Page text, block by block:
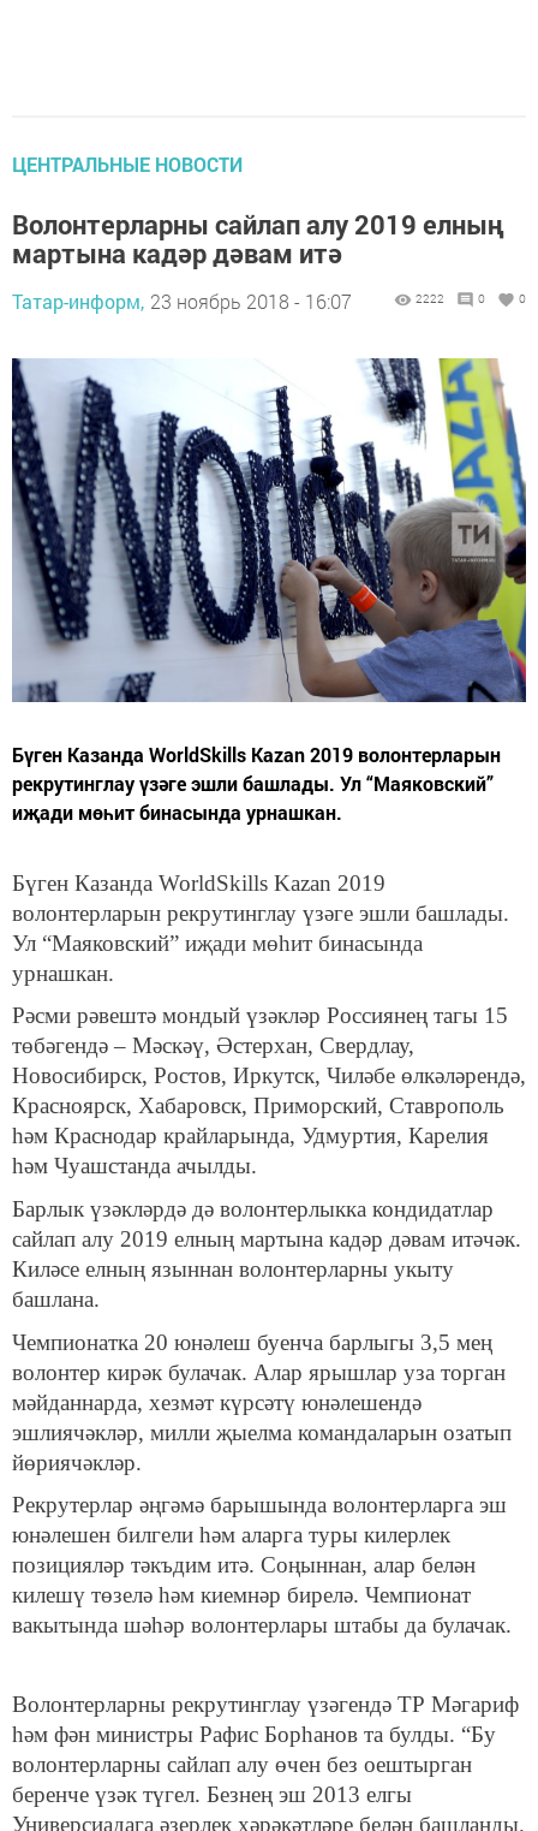
ЦЕНТРАЛЬНЫЕ НОВОСТИ
Волонтерларны сайлап алу 2019 елның
мартына кадәр дәвам итә
Татар-информ, 23 ноябрь 2018 - 16:07 2222 0 0
Бүген Казанда WorldSkills Kazan 2019 волонтерларын
рекрутинглау үзәге эшли башлады. Ул “Маяковский”
иҗади мөһит бинасында урнашкан.
Бүген Казанда WorldSkills Kazan 2019
волонтерларын рекрутинглау үзәге эшли башлады.
Ул “Маяковский” иҗади мөһит бинасында
урнашкан.
Рәсми рәвештә мондый үзәкләр Россиянең тагы 15
төбәгендә – Мәскәү, Әстерхан, Свердлау,
Новосибирск, Ростов, Иркутск, Чиләбе өлкәләрендә,
Красноярск, Хабаровск, Приморский, Ставрополь
һәм Краснодар крайларында, Удмуртия, Карелия
һәм Чуашстанда ачылды.
Барлык үзәкләрдә дә волонтерлыкка кондидатлар
сайлап алу 2019 елның мартына кадәр дәвам итәчәк.
Киләсе елның языннан волонтерларны укыту
башлана.
Чемпионатка 20 юнәлеш буенча барлыгы 3,5 мең
волонтер кирәк булачак. Алар ярышлар уза торган
мәйданнарда, хезмәт күрсәтү юнәлешендә
эшлиячәкләр, милли җыелма командаларын озатып
йөриячәкләр.
Рекрутерлар әңгәмә барышында волонтерларга эш
юнәлешен билгели һәм аларга туры килерлек
позицияләр тәкъдим итә. Соңыннан, алар белән
килешү төзелә һәм киемнәр бирелә. Чемпионат
вакытында шәһәр волонтерлары штабы да булачак.
Волонтерларны рекрутинглау үзәгендә ТР Мәгариф
һәм фән министры Рафис Борһанов та булды. “Бу
волонтерларны сайлап алу өчен без оештырган
беренче үзәк түгел. Безнең эш 2013 елгы
Универсиадага әзерлек хәрәкәтләре белән башланды.